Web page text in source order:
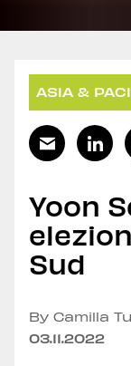
ASIA &
Yoon
Sud
By Camilla
03.11.2022